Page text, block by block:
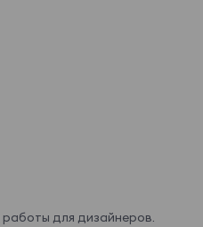
работы для дизайнеров.